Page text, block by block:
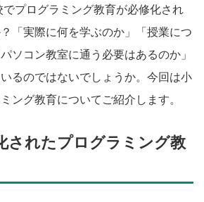
プログラミング教育が必修化され
「実際に何を学ぶのか」「授業につ
ソコン教室に通う必要はあるのか」
るのではないでしょうか。今回は小
ング教育についてご紹介します。
されたプログラミング教